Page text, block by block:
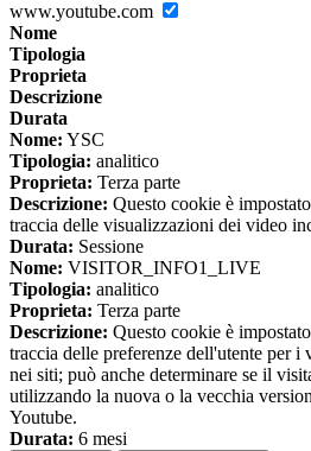
www.youtube.com
Nome
Tipologia
Proprieta
Descrizione
Durata
Nome: YSC
Tipologia: analitico
Proprieta: Terza parte
Descrizione: Questo cookie è
traccia delle visualizzazioni dei video
Durata: Sessione
Nome: VISITOR_INFO1_LIVE
Tipologia: analitico
Proprieta: Terza parte
Descrizione: Questo cookie è
traccia delle preferenze dell'utente per
nei siti; può anche determinare se il
utilizzando la nuova o la vecchia
Youtube.
Durata: 6 mesi